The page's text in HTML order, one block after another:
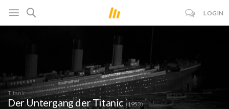
LOGIN
Titanic
Der Untergang der Titanic (1953)